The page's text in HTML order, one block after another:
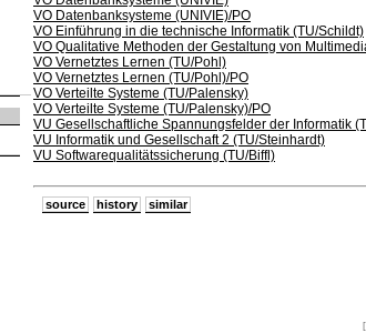
VO Datenbanksysteme (UNIVIE)/PO
VO Einführung in die technische Informatik (TU/Schildt)
VO Qualitative Methoden der Gestaltung von
VO Vernetztes Lernen (TU/Pohl)
VO Vernetztes Lernen (TU/Pohl)/PO
VO Verteilte Systeme (TU/Palensky)
VO Verteilte Systeme (TU/Palensky)/PO
VU Gesellschaftliche Spannungsfelder der Informatik
VU Informatik und Gesellschaft 2 (TU/Steinhardt)
VU Softwarequalitätssicherung (TU/Biffl)
source history similar